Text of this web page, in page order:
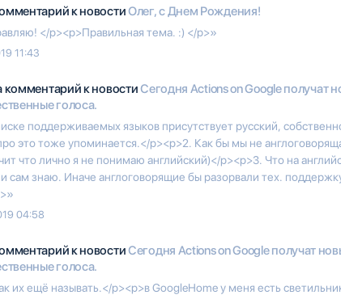
к новостиОлег, с Днем Рождения!
</p><p>Правильная тема. :) </p>»
11:43
комментарий к новостиСегодня Actions on Google получат
голоса.
поддерживаемых языков присутствует русский,
это тоже упоминается.</p><p>2. Как бы мы не
что лично я не понимаю английский)</p><p>3. Что на
и сам знаю. Иначе англоговорящие бы разорвали тех.
04:58
к новостиСегодня Actions on Google получат
голоса.
их ещё называть.</p><p>в GoogleHome у меня есть